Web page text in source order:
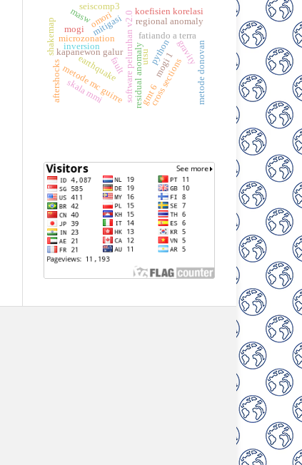
earthquake software peluruhan v2.0
kapanewon galur
microzonation
residual anomaly
regional anomaly
fatiando a terra
pythongravity
mitigasi
mogi 1
cross sections
omori koefisien korelasi
utsu
mogi
metode mc guirre metode donovan
fault
skala mmi
inversion
shakemap
seiscomp3
gmt 6
aftershocks
masw